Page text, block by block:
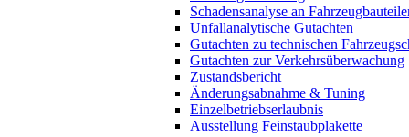
Schadensanalyse an
Unfallanalytische Gutachten
Gutachten zu technischen
Gutachten zur Verkehrsüberwachung
Zustandsbericht
Änderungsabnahme & Tuning
Einzelbetriebserlaubnis
Ausstellung Feinstaubplakette